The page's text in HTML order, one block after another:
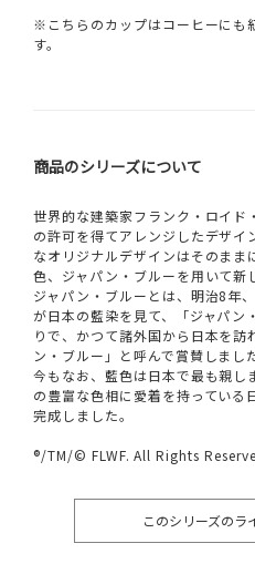
※こちらのカップはコーヒーにも
す。
商品のシリーズについて
世界的な建築家フランク・ロイド
の許可を得てアレンジしたデザイ
なオリジナルデザインはそのまま
色、ジャパン・ブルーを用いて新
ジャパン・ブルーとは、明治8年
が日本の藍染を見て、「ジャパン
りで、かつて諸外国から日本を
ン・ブルー」と呼んで賞賛しまし
今もなお、藍色は日本で最も親し
の豊富な色相に愛着を持っている
完成しました。
®/TM/© FLWF. All Rights
このシリーズのラ